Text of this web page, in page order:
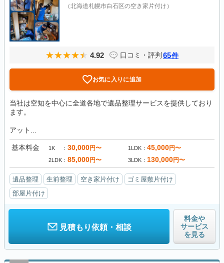
（北海道札幌市白石区の空き家片付け）
4.92 口コミ・評判 65件
お気に入りに追加
当社は空知を中心に全道各地で遺品整理サービスを提供しており
ます。
アット...
基本料金 1K 30,000円〜 1LDK 45,000円〜
2LDK 85,000円〜 3LDK 130,000円〜
遺品整理 生前整理 空き家片付け
ゴミ屋敷片付け
部屋片付け
見積もり依頼・相談
料金や
サービス
を見る